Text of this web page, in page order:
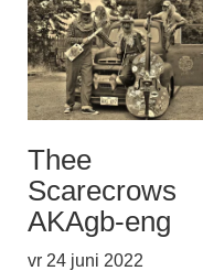
Thee
Scarecrows
AKAgb-eng
vr 24 juni 2022